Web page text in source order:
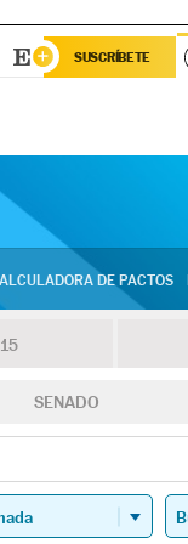
SUSCRÍBETE
DE PACTOS
SENADO